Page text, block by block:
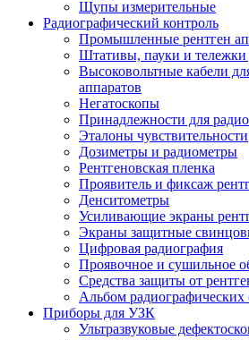
Щупы измерительные
Радиографический контроль
Промышленные рентген
Штативы, пауки и тележки
Высоковольтные кабели
аппаратов
Негатоскопы
Принадлежности для
Эталоны чувствительности
Дозиметры и радиометры
Рентгеновская пленка
Проявитель и фиксаж
Денситометры
Усиливающие экраны
Экраны защитные
Цифровая радиография
Проявочное и сушильное
Средства защиты от
Альбом радиографических
Приборы для УЗК
Ультразвуковые